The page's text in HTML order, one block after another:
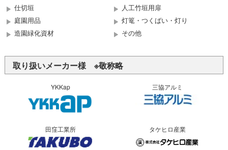
仕切垣
人工竹垣用扉
庭園用品
灯篭・つくばい・灯り
造園緑化資材
その他
取り扱いメーカー様 ※敬称略
YKKap 三協アルミ
田窪工業所 タケヒロ産業